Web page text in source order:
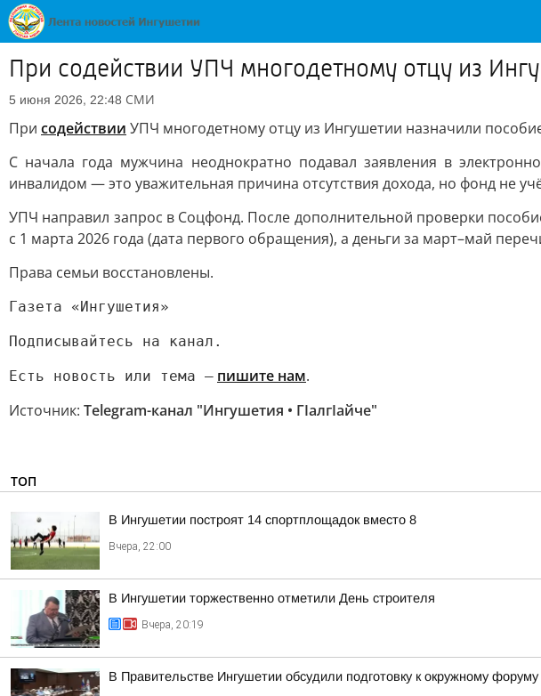
При содействии УПЧ многодетному отцу из
5 июня 2026, 22:48 СМИ
При содействии УПЧ многодетному отцу из Ингушетии назначили
С начала года мужчина неоднократно подавал заявления в
инвалидом — это уважительная причина отсутствия дохода, но фонд не
УПЧ направил запрос в Соцфонд. После дополнительной проверки
с 1 марта 2026 года (дата первого обращения), а деньги за март–май
Права семьи восстановлены.
Газета «Ингушетия»
Подписывайтесь на канал.
Есть новость или тема — пишите нам.
Источник: Telegram-канал "Ингушетия • ГIалгIайче"
ТОП
В Ингушетии построят 14 спортплощадок вместо 8
Вчера, 22:00
В Ингушетии торжественно отметили День строителя
Вчера, 20:19
В Правительстве Ингушетии обсудили подготовку к окружному